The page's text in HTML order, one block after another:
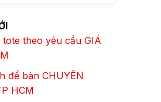
theo yêu cầu GIÁ
để bàn CHUYÊN
HCM